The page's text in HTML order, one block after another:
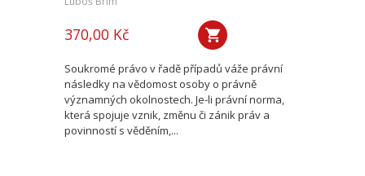
370,00 Kč
Soukromé právo v řadě případů váže právní
následky na vědomost osoby o právně
významných okolnostech. Je-li právní norma,
která spojuje vznik, změnu či zánik práv a
povinností s věděním,...